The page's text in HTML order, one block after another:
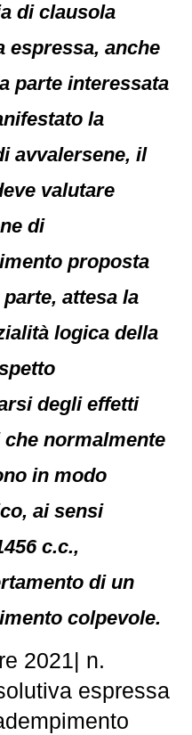
di clausola
espressa, anche
parte interessata
la
avvalersene, il
valutare
di
proposta
parte, attesa la
logica della
degli effetti
normalmente
in modo
ai sensi
c.c.,
di un
colpevole.
2021| n.
espressa